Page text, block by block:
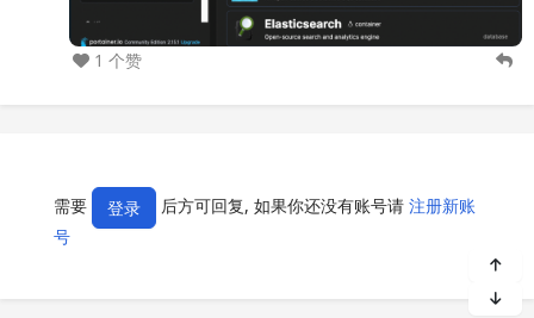
1 个赞
需要 登录 后方可回复, 如果你还没有账号请 注册新账
号